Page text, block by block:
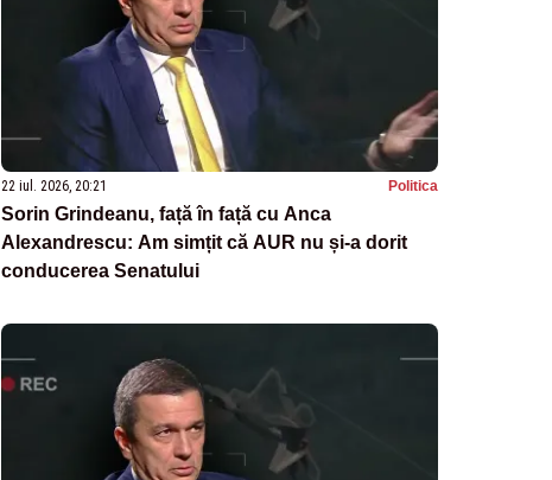
22 iul. 2026, 20:21 Politica
Sorin Grindeanu, față în față cu Anca
Alexandrescu: Am simțit că AUR nu și-a dorit
conducerea Senatului